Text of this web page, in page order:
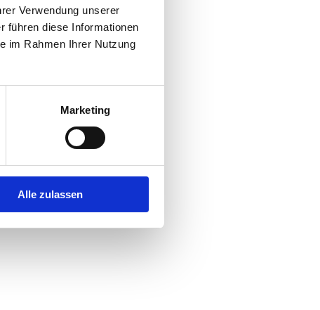
Verwendung unserer
führen diese Informationen
im Rahmen Ihrer Nutzung
Marketing
Alle zulassen
consolefor more information).